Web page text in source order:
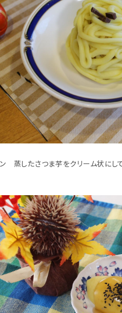
ン 蒸したさつま芋をクリーム状に